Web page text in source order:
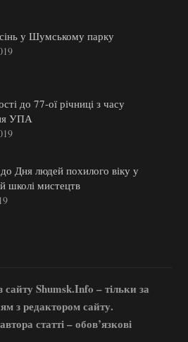
у Шумському парку
до 77-ої річниці з часу
УПА
Дня людей похилого віку у
школі мистецтв
сайту Shumsk.Info – тільки за
з редактором сайту.
статті – обов’язкові